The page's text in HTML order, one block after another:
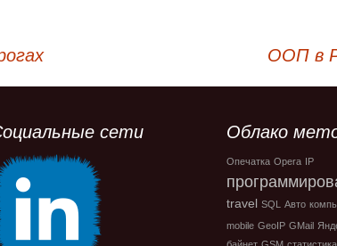
ООП в
сети Облако
Опечатка Opera IP
travel SQL Авто
mobile GeoIP GMail